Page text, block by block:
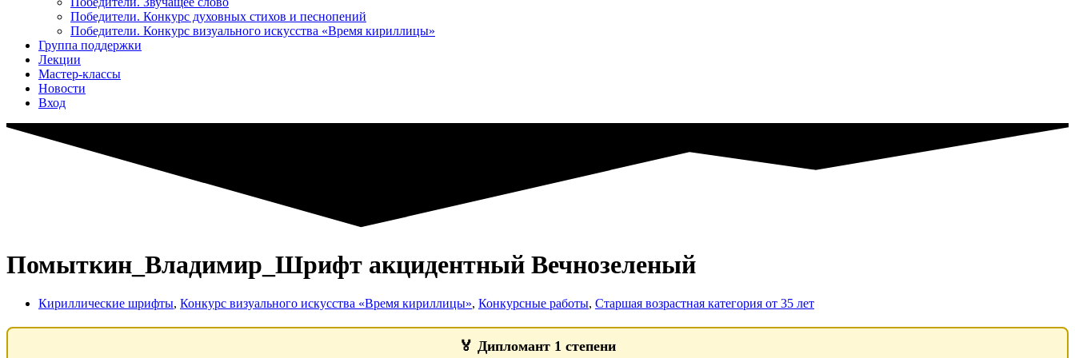
Победители. Конкурс духовных стихов и песнопений
Победители. Конкурс визуального искусства «Время кириллицы»
Группа поддержки
Лекции
Мастер-классы
Новости
Вход
Помыткин_Владимир_Шрифт акцидентный Вечнозеленый
Кириллические шрифты, Конкурс визуального искусства «Время кириллицы», Конкурсные работы, Старшая возрастная категория от 35 лет
🏅 Дипломант 1 степени